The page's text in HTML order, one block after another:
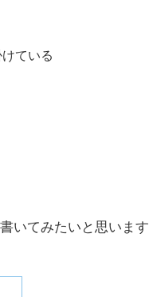
ている
いてみたいと思います